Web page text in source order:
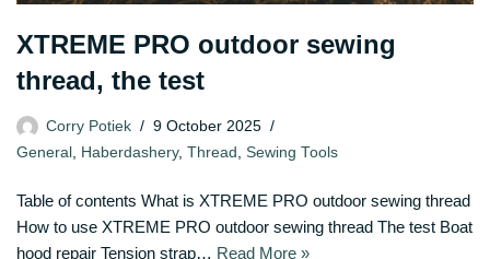
XTREME PRO outdoor sewing
thread, the test
Corry Potiek
9 October 2025
General , Haberdashery, Thread , Sewing Tools
Table of contents What is XTREME PRO outdoor sewing thread
How to use XTREME PRO outdoor sewing thread The test Boat
hood repair Tension strap… Read More »